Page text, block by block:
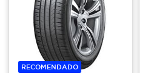
RECOMENDADO